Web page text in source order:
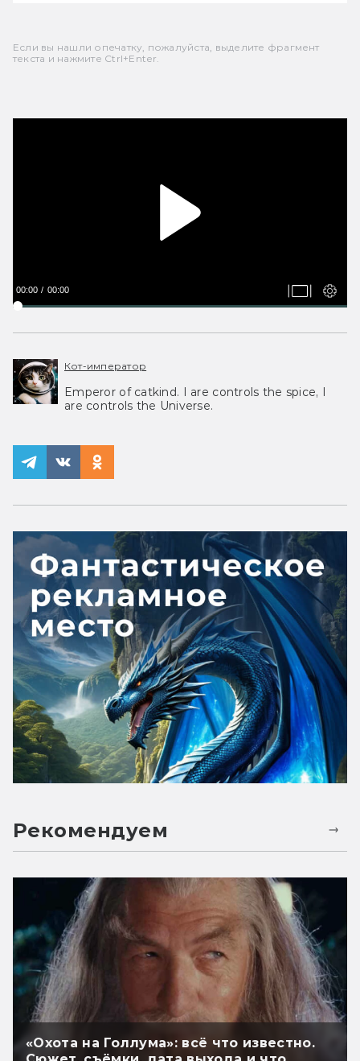
Если вы нашли опечатку, пожалуйста, выделите фрагмент
текста и нажмите Ctrl+Enter.
00:00 00:00
Кот-император
Emperor of catkind. I are controls the spice, I
are controls the Universe.
Рекомендуем
«Охота на Голлума»: всё что известно.